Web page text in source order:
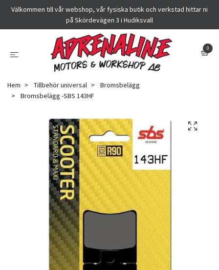
Välkommen till vår webshop, vår fysiska butik och verkstad hittar ni
på Skördevägen 3 i Hudiksvall
0
Hem Tillbehör universal
Bromsbelägg
Bromsbelägg -SBS 143HF